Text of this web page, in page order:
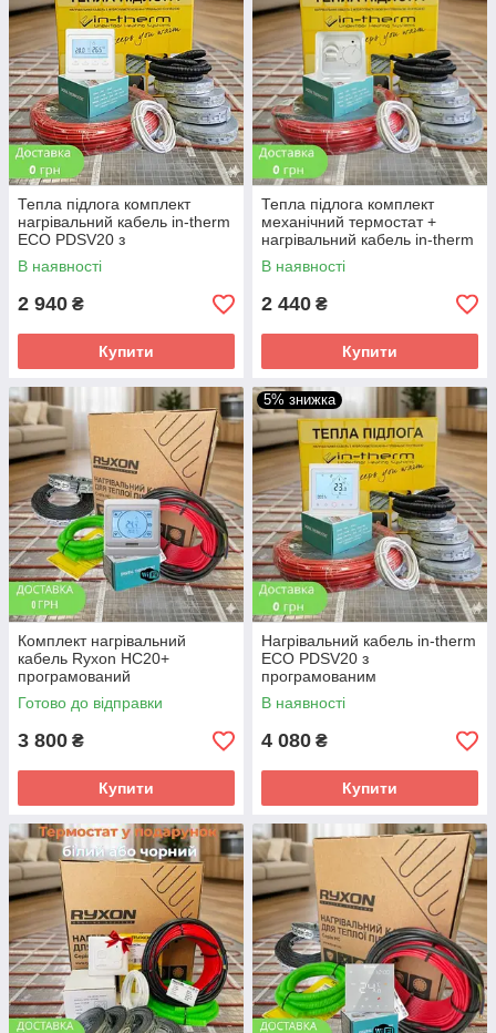
Тепла підлога комплект
нагрівальний кабель in-therm
ECO PDSV20 з
програмованим
терморегулятором E51
В наявності
2 940 ₴
Купити
Тепла підлога комплект
механічний термостат +
нагрівальний кабель in-therm
ECO PDSV20 для монтажу в
стяжку
В наявності
2 440 ₴
Купити
Комплект нагрівальний
кабель Ryxon HC20+
програмований
терморегулятор 1,0 м2 до 1,3
м2 (200 Вт)
Готово до відправки
3 800 ₴
Купити
5% знижка
Нагрівальний кабель in-therm
ECO PDSV20 з
програмованим
терморегулятором PWT-002
wif-fi
В наявності
4 080 ₴
Купити